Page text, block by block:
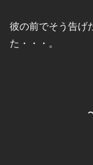
彼の前でそう告げ
た・・・。